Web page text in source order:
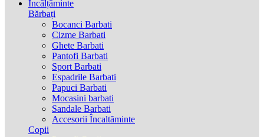
Încălțăminte
Bărbați
Bocanci Barbati
Cizme Barbati
Ghete Barbati
Pantofi Barbati
Sport Barbati
Espadrile Barbati
Papuci Barbati
Mocasini barbati
Sandale Barbati
Accesorii Încaltăminte
Copii